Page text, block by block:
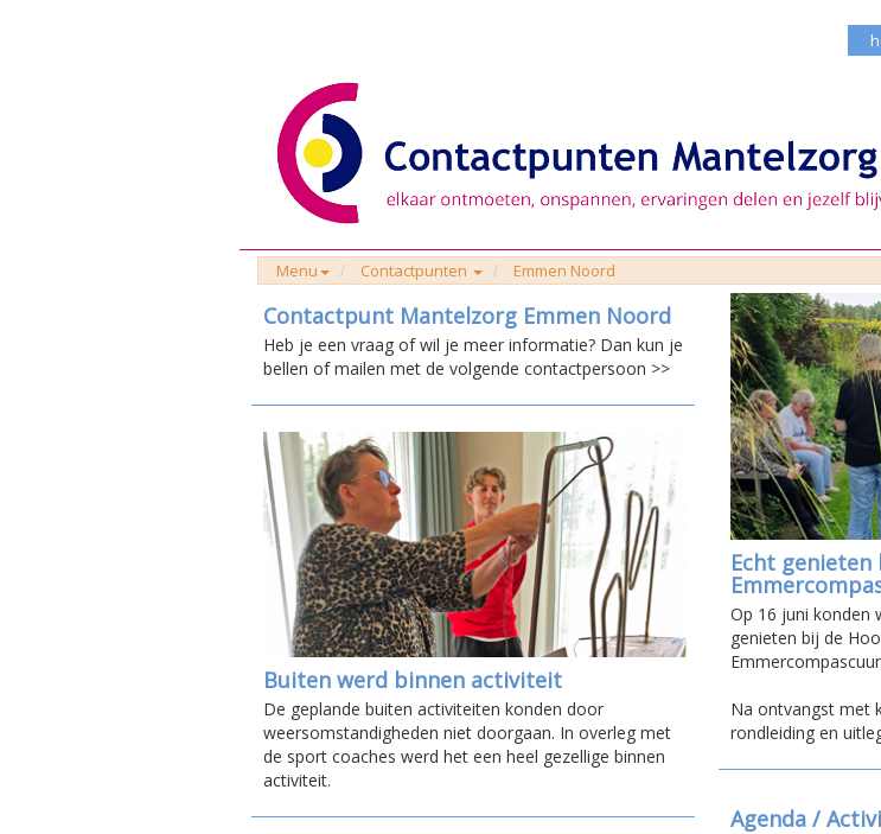
Menu Contactpunten Emmen Noord
Contactpunt Mantelzorg Emmen Noord
Heb je een vraag of wil je meer informatie? Dan kun je
bellen of mailen met de volgende contactpersoon >>
Buiten werd binnen activiteit
De geplande buiten activiteiten konden door
weersomstandigheden niet doorgaan. In overleg met
de sport coaches werd het een heel gezellige binnen
activiteit.
Echt
Op 16 juni konden
genieten bij de
Na ontvangst met
rondleiding en
Agenda /